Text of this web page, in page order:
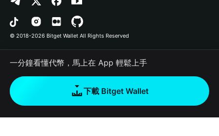
品牌資源
工作機會
Prediction Markets
DApp
RWA
如何購買加密貨幣
合約檢測
批次轉帳
Avalanche
Bitcoin
Polygon
隱私協議
用戶使用協議
© 2018-2026 Bitget Wallet All Rights Reserved
一分鐘看懂代幣，馬上在 App 輕鬆上手
下載 Bitget Wallet